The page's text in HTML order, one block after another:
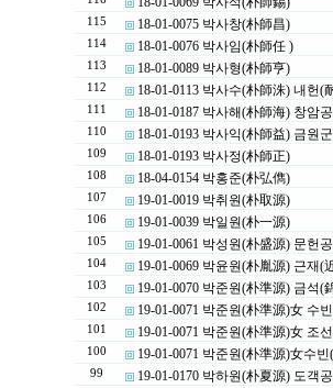
115 18-01-0075 박사창(朴師昌)
114 18-01-0076 박사임(朴師任 )
113 18-01-0089 박사형(朴師亨)
112 18-01-0113 박사수(朴師洙) 내헌(
111 18-01-0187 박사해(朴師海) 창암
110 18-01-0193 박사익(朴師益) 금원
109 18-01-0193 박사정(朴師正)
108 18-04-0154 박홍준(朴弘儁)
107 19-01-0019 박취원(朴取源)
106 19-01-0039 박일원(朴一源)
105 19-01-0061 박성원(朴盛源) 문헌
104 19-01-0069 박윤원(朴胤源) 근재(
103 19-01-0070 박준원(朴準源) 금석(
102 19-01-0071 박준원(朴準源)女 수
101 19-01-0071 박준원(朴準源)女 조
100 19-01-0071 박준원(朴準源)女수
99 19-01-0170 박하원(朴夏源) 도객